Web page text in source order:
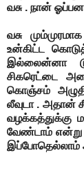
வசு . நான்
வசு
உன்கிட்ட
இல்லைன்னா
சிகரெட்டை
கொஞ்சம்
லீவுடா . அதான்
வழக்கத்துக்கு
வேண்டாம் என்று
இப்போதெல்லாம்